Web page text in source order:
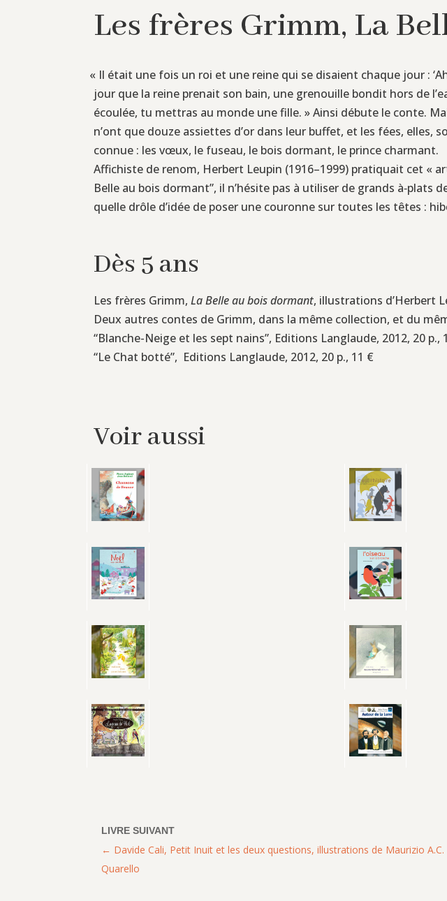
Les frères Grimm, La
« Il était une fois un roi et une reine qui se disaient chaque jour :
jour que la reine prenait son bain, une grenouille bondit hors de
écoulée, tu mettras au monde une fille. » Ainsi débute le conte.
n’ont que douze assiettes d’or dans leur buffet, et les fées,
connue : les vœux, le fuseau, le bois dormant, le prince charmant.
Affichiste de renom, Herbert Leupin (1916–1999) pratiquait cet «
Belle au bois dormant”, il n’hésite pas à utiliser de grands
quelle drôle d’idée de poser une couronne sur toutes les têtes :
Dès 5 ans
Les frères Grimm,La Belle au bois dormant, illustrations d’Herbert
Deux autres contes de Grimm, dans la même collection, et du
“Blanche-Neige et les sept nains”, Editions Langlaude, 2012, 20 p.,
“Le Chat botté”, Editions Langlaude, 2012, 20 p., 11 €
Voir aussi
Davide Cali, Petit Inuit et les deux questions, illustrations de Maurizio A.C.
Quarello